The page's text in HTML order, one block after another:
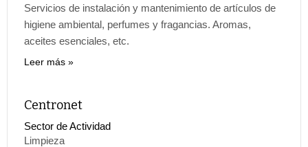
Servicios de instalación y mantenimiento de artículos de
higiene ambiental, perfumes y fragancias. Aromas,
aceites esenciales, etc.
Leer más
Centronet
Sector de Actividad
Limpieza